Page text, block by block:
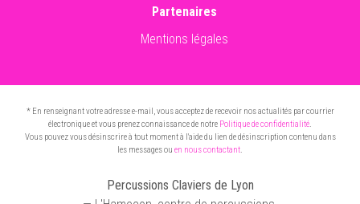
Partenaires
Mentions légales
* En renseignant votre adresse e-mail, vous acceptez de recevoir nos actualités par courrier
électronique et vous prenez connaissance de notre Politique de confidentialité.
Vous pouvez vous désinscrire à tout moment à l'aide du lien de désinscription contenu dans
les messages ou en nous contactant.
Percussions Claviers de Lyon